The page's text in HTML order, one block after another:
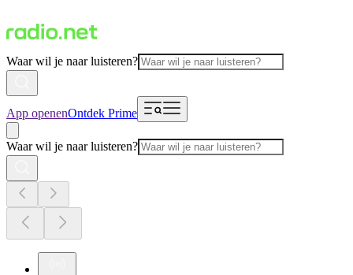
Waar wil je naar luisteren?
App openenOntdek Prime
Waar wil je naar luisteren?